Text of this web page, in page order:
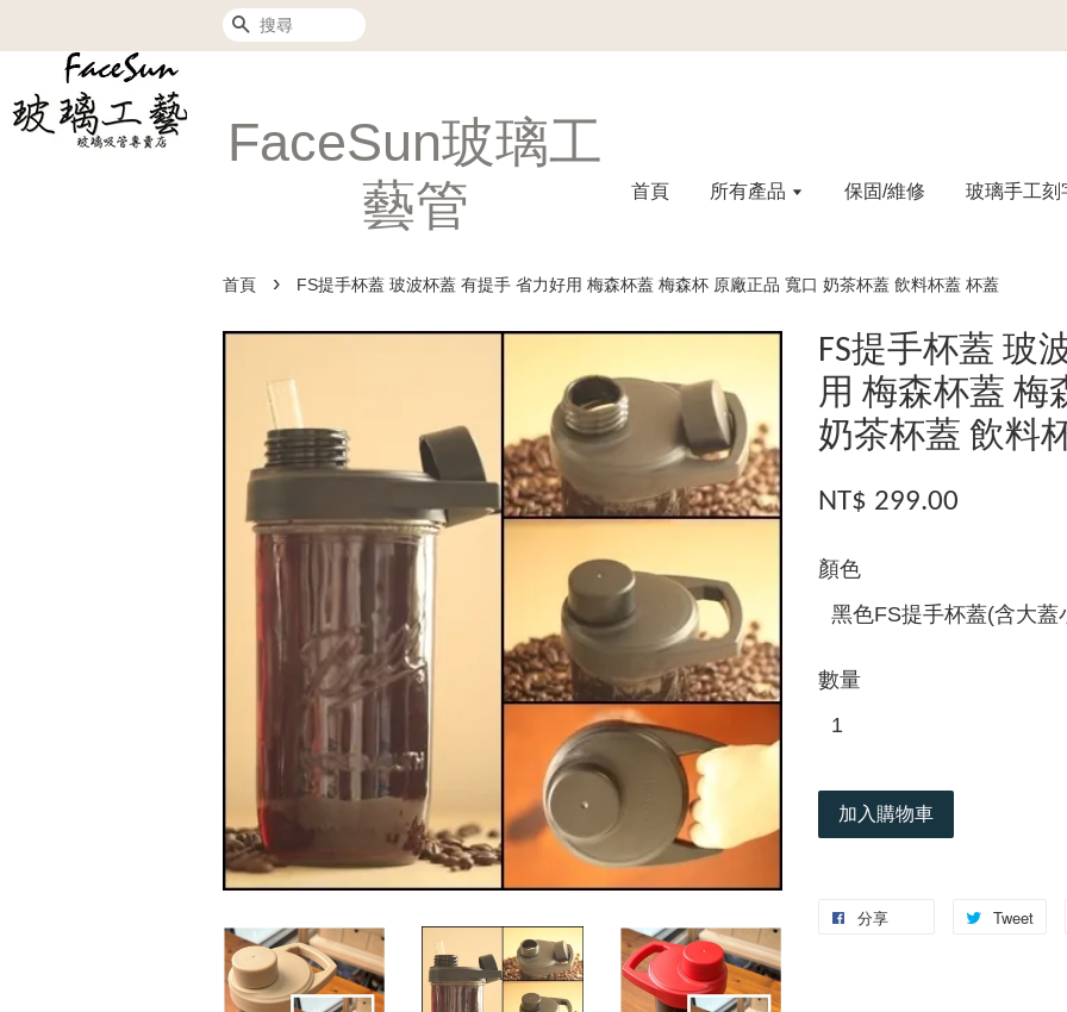
搜尋
FaceSun玻璃工
藝管
首頁 所有產品 保固/維修 玻璃手工刻
首頁 › FS提手杯蓋 玻波杯蓋 有提手 省力好用 梅森杯蓋 梅森杯 原廠正品 寬口 奶茶杯蓋 飲料杯蓋 杯蓋
FS提手杯蓋 玻
用 梅森杯蓋 梅
奶茶杯蓋 飲料
NT$ 299.00
顏色
數量
加入購物車
分享 Tweet